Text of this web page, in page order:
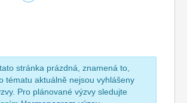
stránka prázdná, znamená to,
tématu aktuálně nejsou vyhlášeny
Pro plánované výzvy sledujte